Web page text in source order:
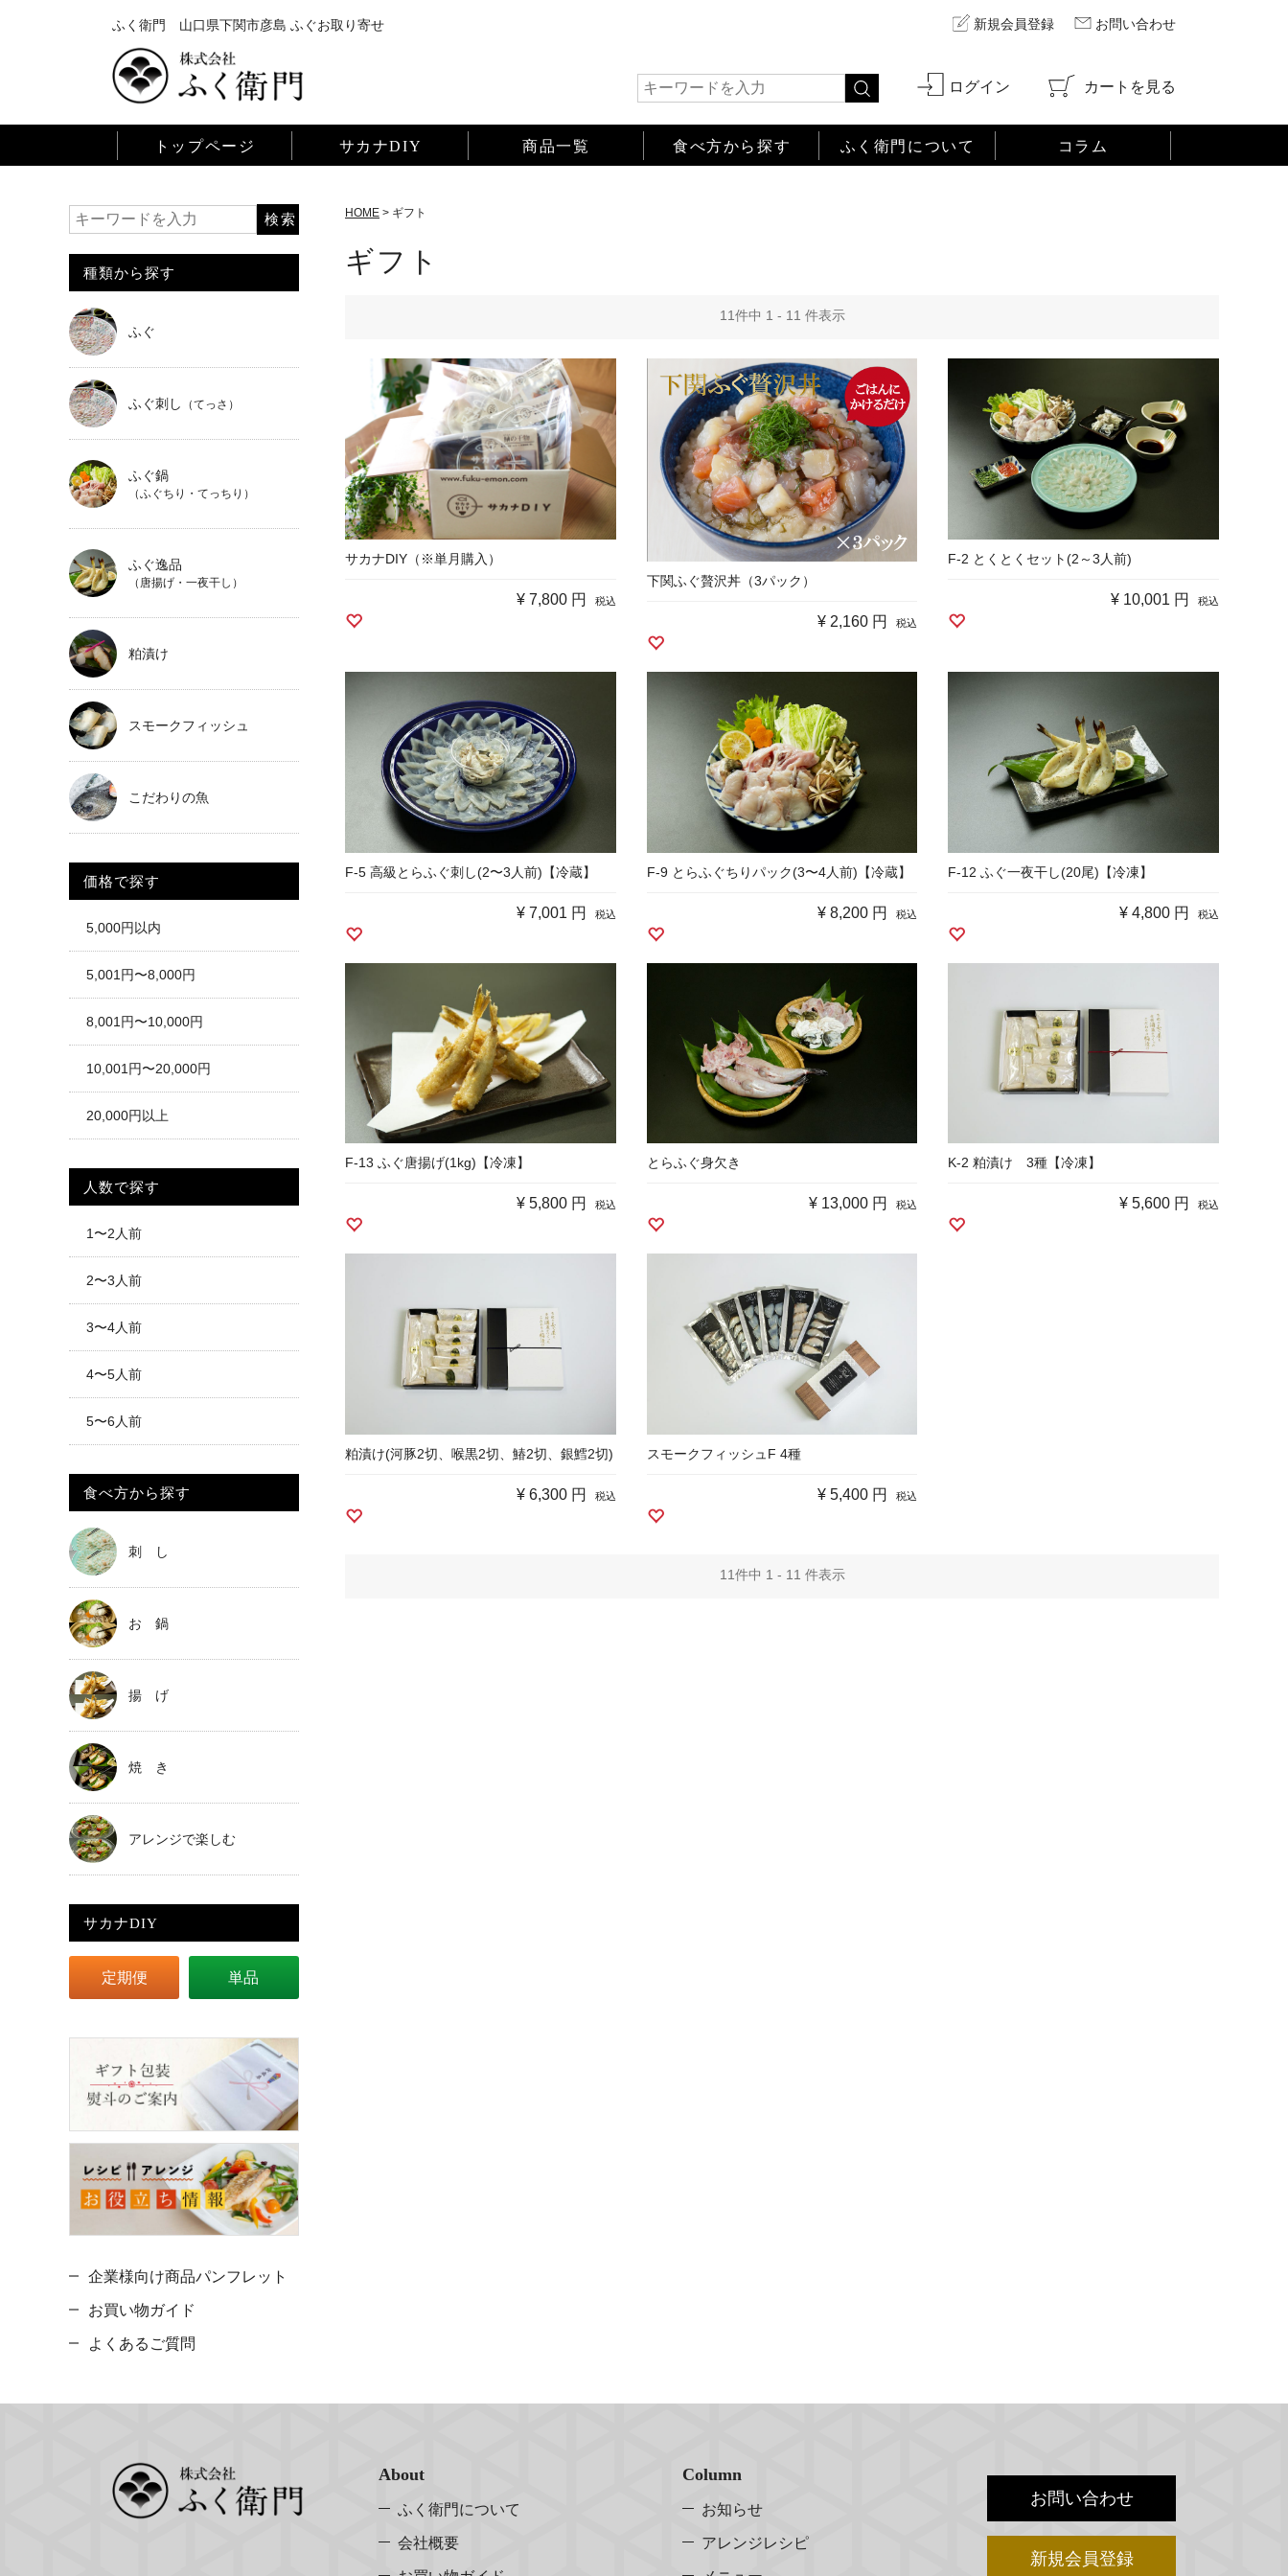
ふく衛門 山口県下関市彦島 ふぐお取り寄せ 新規会員登録 お問い合わせ
ログイン カートを見る
トップページ サカナDIY 商品一覧 食べ方から探す ふく衛門について コラム
種類から探す
ふぐ
ふぐ刺し （てっさ）
ふぐ鍋
（ふぐちり・てっちり）
ふぐ逸品
（唐揚げ・一夜干し）
粕漬け
スモークフィッシュ
こだわりの魚
価格で探す
5,000円以内
5,001円〜8,000円
8,001円〜10,000円
10,001円〜20,000円
20,000円以上
人数で探す
1〜2人前
2〜3人前
3〜4人前
4〜5人前
5〜6人前
食べ方から探す
刺 し
お 鍋
揚 げ
焼 き
アレンジで楽しむ
サカナDIY
定期便 単品
企業様向け商品パンフレット
お買い物ガイド
よくあるご質問
HOME ギフト
ギフト
11件中 1 - 11 件表示
サカナDIY（※単月購入）
¥ 7,800 円 税込
下関ふぐ贅沢丼（3パック）
¥ 2,160 円 税込
F-2 とくとくセット(2～3人前)
¥ 10,001 円 税込
F-5 高級とらふぐ刺し(2〜3人前)【冷蔵】
¥ 7,001 円 税込
F-9 とらふぐちりパック(3〜4人前)【冷蔵】
¥ 8,200 円 税込
F-12 ふぐ一夜干し(20尾)【冷凍】
¥ 4,800 円 税込
F-13 ふぐ唐揚げ(1kg)【冷凍】
¥ 5,800 円 税込
とらふぐ身欠き
¥ 13,000 円 税込
K-2 粕漬け 3種【冷凍】
¥ 5,600 円 税込
粕漬け(河豚2切、喉黒2切、鰆2切、銀鱈2切)
¥ 6,300 円 税込
スモークフィッシュF 4種
¥ 5,400 円 税込
11件中 1 - 11 件表示
About
ふく衛門について
会社概要
Column
お知らせ
アレンジレシピ
お問い合わせ
新規会員登録